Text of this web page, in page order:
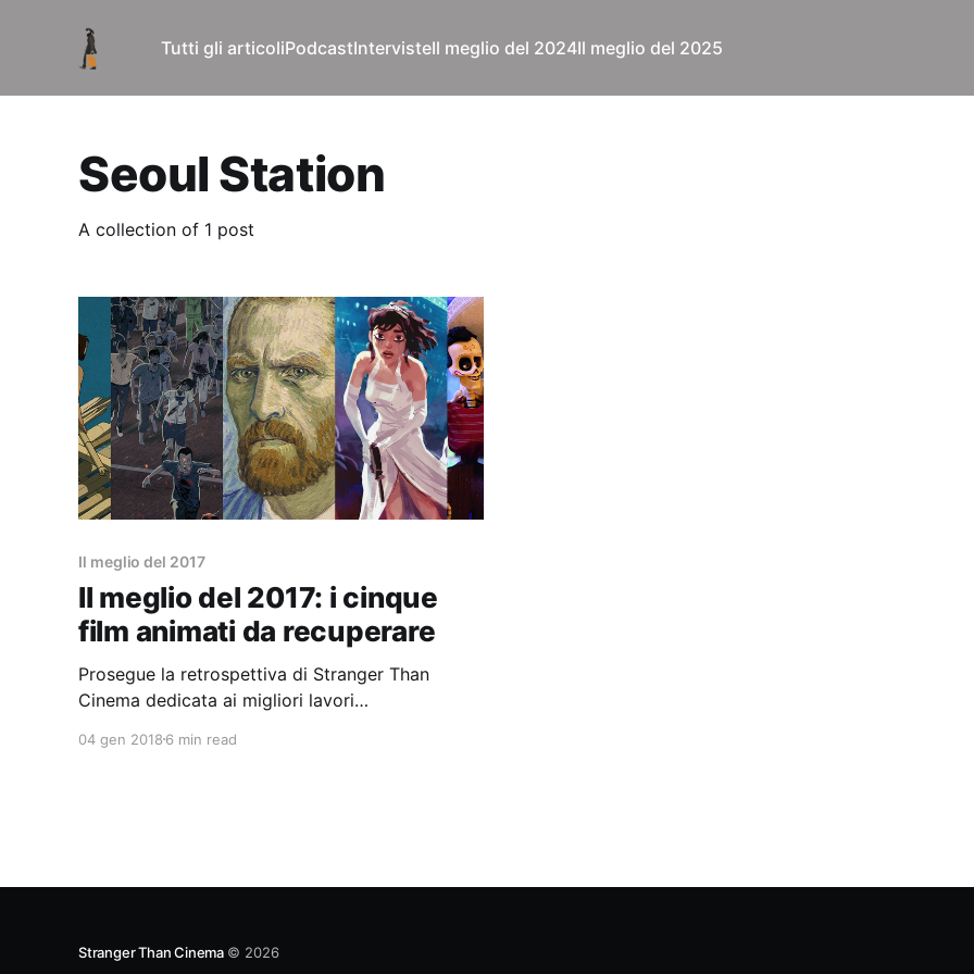
Tutti gli articoliPodcastIntervisteIl meglio del 2024Il meglio del 2025
Seoul Station
A collection of 1 post
Il meglio del 2017
Il meglio del 2017: i cinque
film animati da recuperare
Prosegue la retrospettiva di Stranger Than
Cinema dedicata ai migliori lavori
d'animazione più belli.
04 gen 2018 6 min read
Stranger Than Cinema © 2026